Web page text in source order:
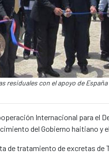
residuales con el apoyo de España
Internacional para el
del Gobierno haitiano y
de tratamiento de excretas